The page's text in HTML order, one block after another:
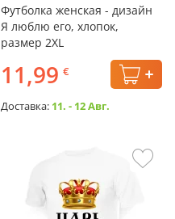
Футболка женская - дизайн
Я люблю его, хлопок,
размер 2XL
11,99 €
Доставка: 11. - 12 Авг.